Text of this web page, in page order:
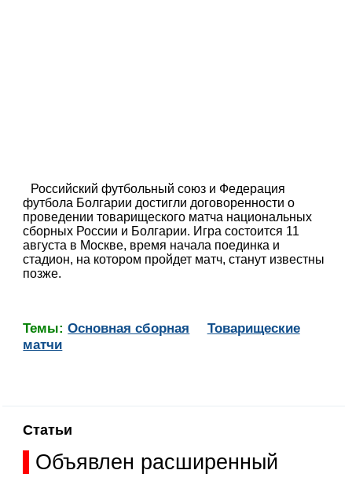
Российский футбольный союз и Федерация
футбола Болгарии достигли договоренности о
проведении товарищеского матча национальных
сборных России и Болгарии. Игра состоится 11
августа в Москве, время начала поединка и
стадион, на котором пройдет матч, станут известны
позже.
Темы:Основная сборная
Товарищеские
матчи
Статьи
Объявлен расширенный